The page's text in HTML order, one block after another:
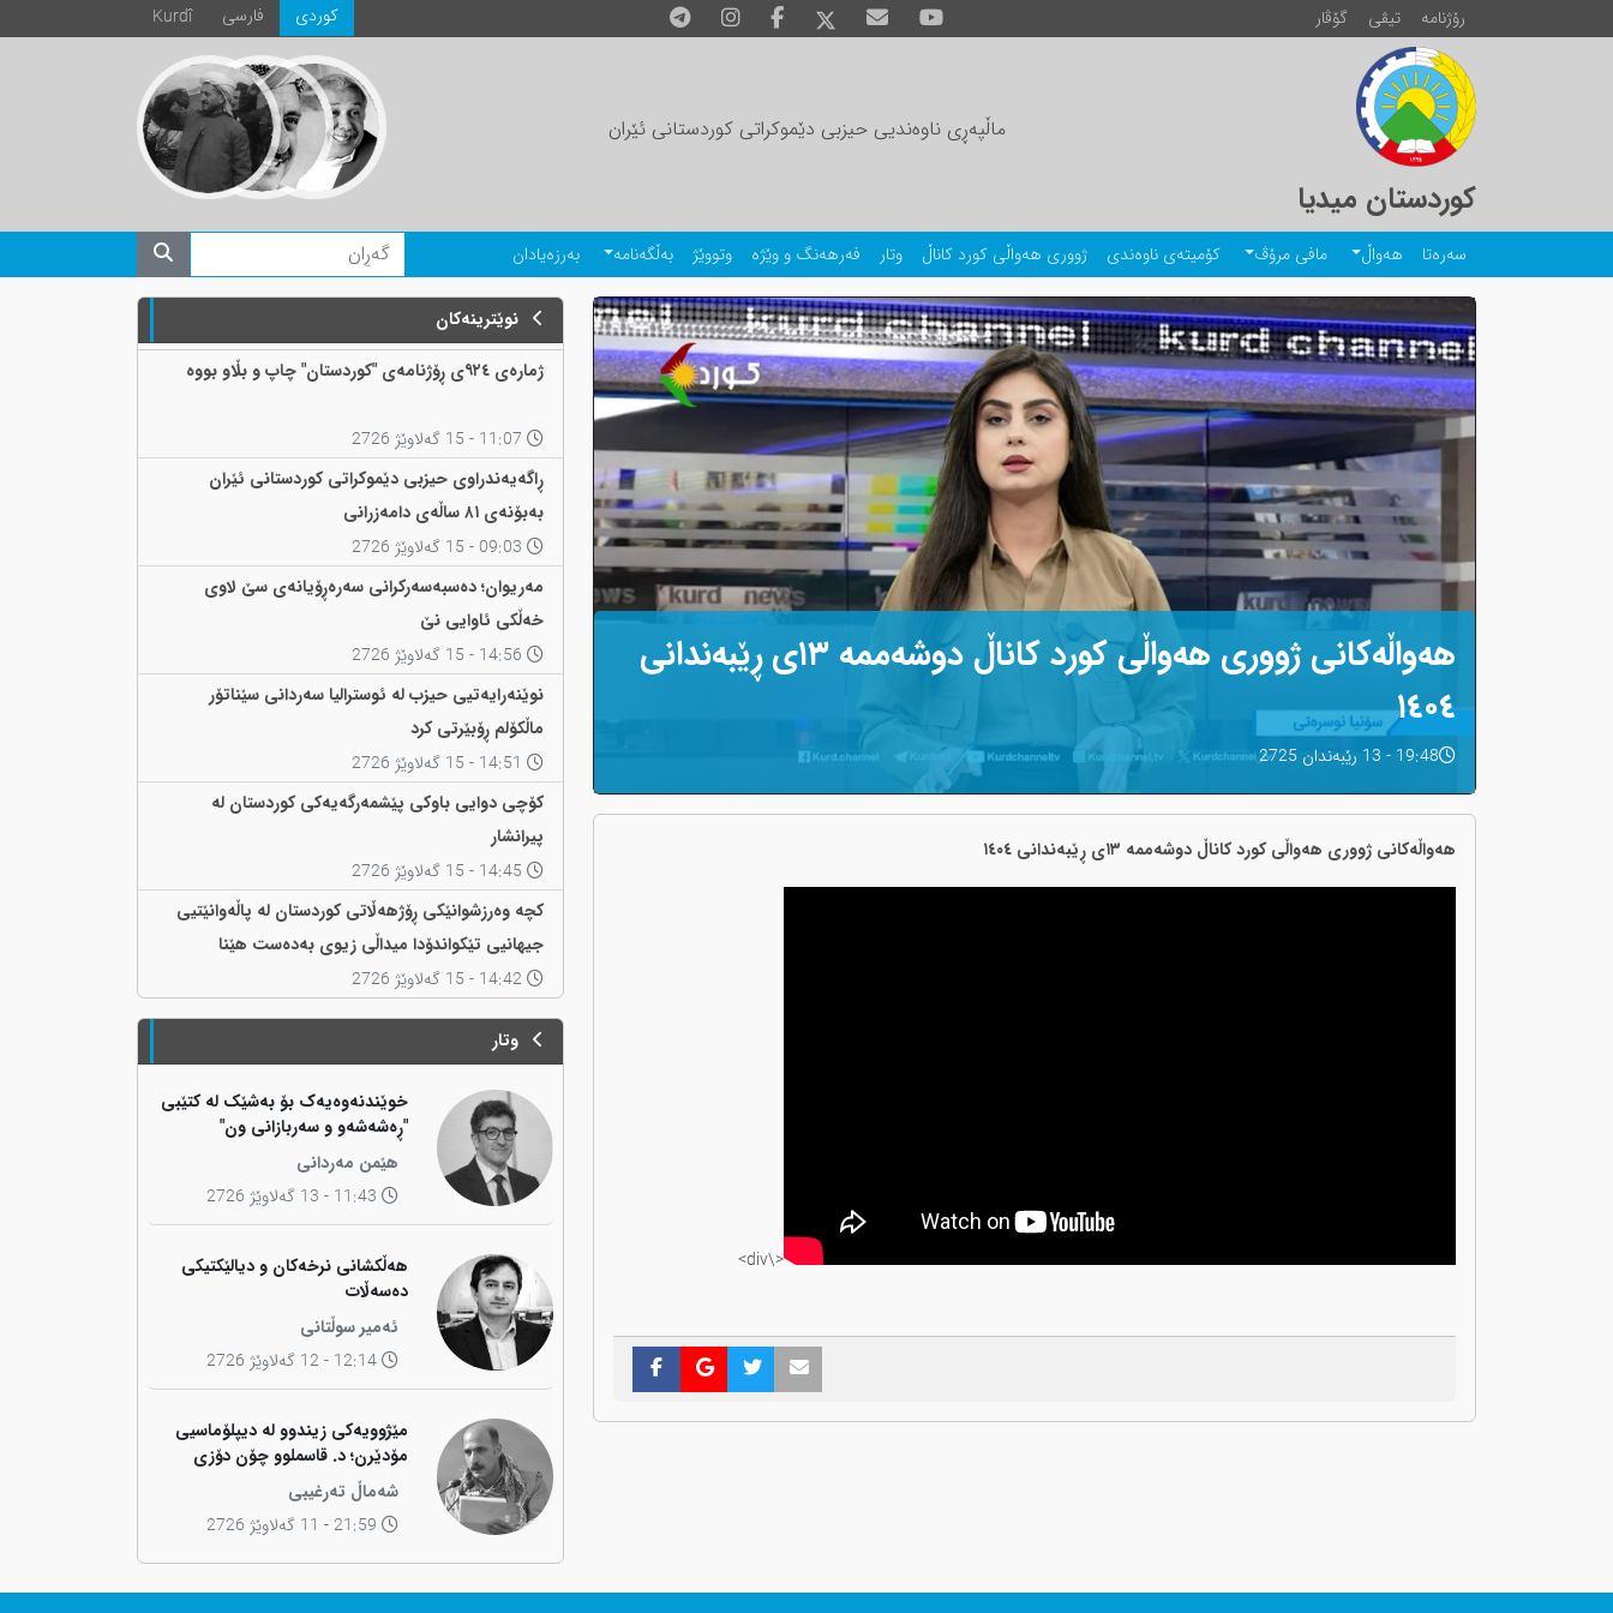
رۆژنامە تیڤی گۆڤار Kurdî فارسی كوردی
کوردستان میدیا
ماڵپەڕی ناوەندیی حیزبی دێموکراتی کوردستانی ئێران
سەرەتا هەواڵ مافی مرۆڤ کۆمیتەی ناوەندی ژووری هەواڵی کورد کاناڵ وتار فەرهەنگ و وێژە وتووێژ بەڵگەنامە بەرزەیادان
هەواڵەکانی ژووری هەواڵی کورد کاناڵ دوشەممە ١٣ی ڕێبەندانی
١٤٠٤
19:48 - 13 رێبەندان 2725
هەواڵەکانی ژووری هەواڵی کورد کاناڵ دوشەممە ١٣ی ڕێبەندانی ١٤٠٤
<\div>
نوێترینەکان
ژمارەی ٩٢٤ی ڕۆژنامەی "کوردستان" چاپ و بڵاو بووە
ڕاگەیەندراوی حیزبی دێموکراتی کوردستانی ئێران
بەبۆنەی ٨١ ساڵەی دامەزرانی
مەریوان؛ دەسبەسەرکرانی سەرەڕۆیانەی سێ لاوی
خەڵکی ئاوایی نێ
نوێنەرایەتیی حیزب لە ئوسترالیا سەردانی سێناتۆر
ماڵکۆلم ڕۆبێرتی کرد
کۆچی دوایی باوکی پێشمەرگەیەکی کوردستان لە
پیرانشار
کچە وەرزشوانێکی ڕۆژهەڵاتی کوردستان لە پاڵەوانێتیی
جیهانیی تێکواندۆدا میداڵی زیوی بەدەست هێنا
وتار
خوێندنەوەیەک بۆ بەشێک لە کتێبی
"ڕەشەشەو و سەربازانی ون"
هێمن مەردانی
11:43 - 13 گەلاوێژ 2726
هەڵکشانی نرخەکان و دیالێکتیکی
دەسەڵات
ئەمیر سوڵتانی
12:14 - 12 گەلاوێژ 2726
مێژوویەکی زیندوو لە دیپلۆماسیی
مۆدێرن؛ د. قاسملوو چۆن دۆزی
کوردی لە شاخەوە گواستەوە بۆ
ناوەندە بڕیاردەرەکانی جیهان؟
شەماڵ تەرغیبی
21:59 - 11 گەلاوێژ 2726